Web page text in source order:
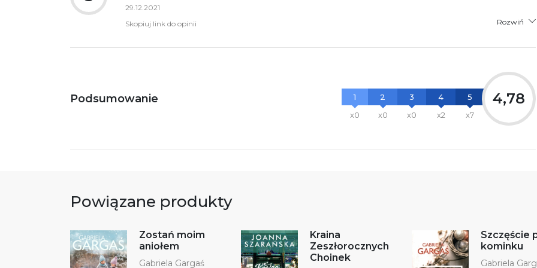
29.12.2021
Skopiuj link do opinii
Rozwiń
Podsumowanie
1
x0
2
x0
3
x0
4
x2
5
x7
4,78
Powiązane produkty
Zostań moim
aniołem
Gabriela Gargaś
Kraina
Zeszłorocznych
Choinek
Szczęście
kominku
Gabriela